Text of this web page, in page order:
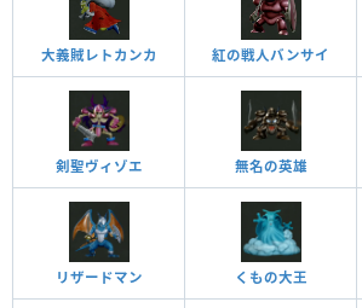
大義賊レトカンカ 紅の戦人バンサイ
剣聖ヴィゾエ 無名の英雄
リザードマン くもの大王